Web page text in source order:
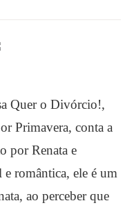
Quer o Divórcio!,
Primavera, conta a
por Renata e
romântica, ele é um
ao perceber que